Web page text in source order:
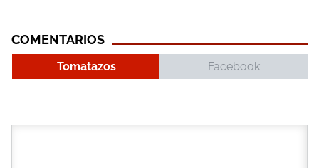
COMENTARIOS
Tomatazos Facebook